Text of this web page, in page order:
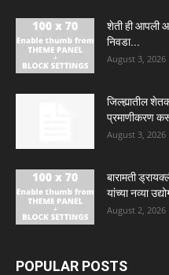
शेती ही आपली
निवडा...
August 3, 2026
जिल्ह्यातील
प्रमाणीकरण
August 3, 2026
बारामती
यांच्या नव्या
August 2, 2026
POPULAR POSTS